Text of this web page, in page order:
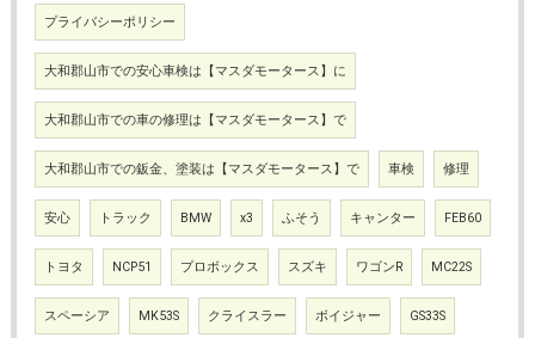
プライバシーポリシー
大和郡山市での安心車検は【マスダモータース】に
大和郡山市での車の修理は【マスダモータース】で
大和郡山市での鈑金、塗装は【マスダモータース】で 車検 修理
安心 トラック BMW x3 ふそう キャンター FEB60
トヨタ NCP51 プロボックス スズキ ワゴンR MC22S
スペーシア MK53S クライスラー ボイジャー GS33S